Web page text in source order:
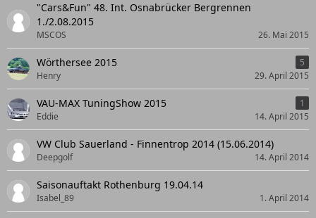
"Cars&Fun" 48. Int. Osnabrücker Bergrennen
1./2.08.2015
MSCOS 26. Mai 2015
Wörthersee 2015
5
Henry
29. April 2015
VAU-MAX TuningShow 2015
1
Eddie
14. April 2015
VW Club Sauerland - Finnentrop 2014 (15.06.2014)
Deepgolf 14. April 2014
Saisonauftakt Rothenburg 19.04.14
Isabel_89 1. April 2014